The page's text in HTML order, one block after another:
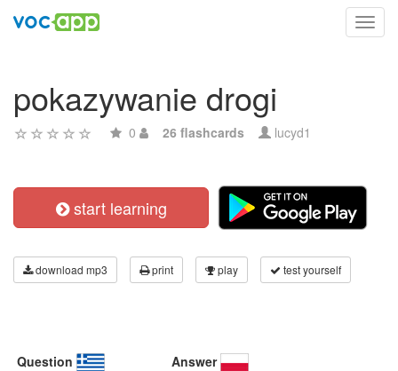
pokazywanie drogi
0 26 flashcards lucyd1
start learning
download mp3 print play test yourself
Question Answer